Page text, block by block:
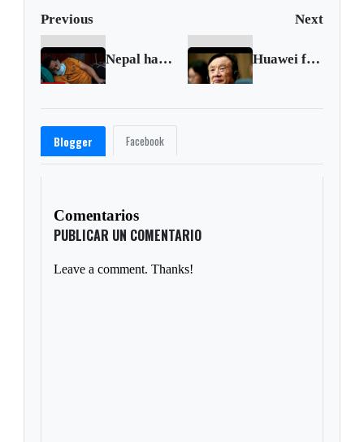
Previous Next
Nepal has highest Covid transmission rate in world Huawei founder urges shift to software to counter U.S. sanctions
Blogger Facebook
Comentarios
PUBLICAR UN COMENTARIO
Leave a comment. Thanks!